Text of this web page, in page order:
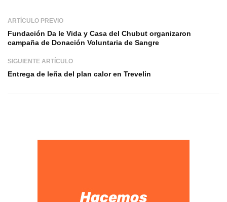
ARTÍCULO PREVIO
Fundación Da le Vida y Casa del Chubut organizaron
campaña de Donación Voluntaria de Sangre
SIGUIENTE ARTÍCULO
Entrega de leña del plan calor en Trevelin